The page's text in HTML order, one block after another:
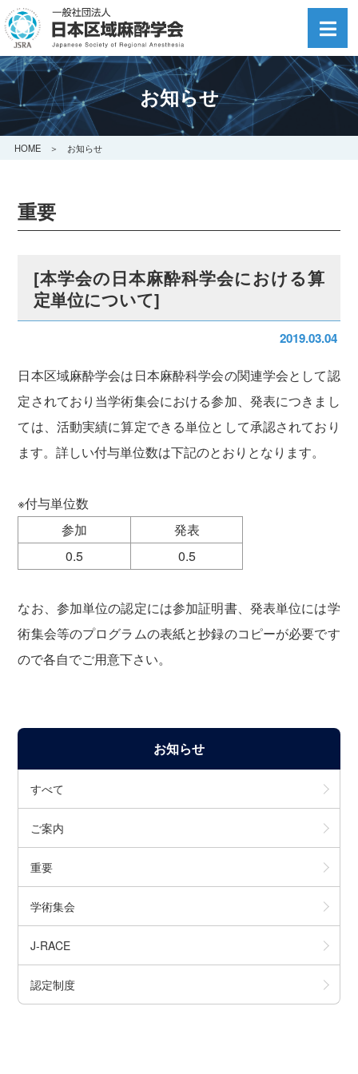
お知らせ
HOME＞ お知らせ
お知らせ
すべて
ご案内
重要
学術集会
J-RACE
認定制度
重要
[本学会の日本麻酔科学会における算
定単位について]
2019.03.04
日本区域麻酔学会は日本麻酔科学会の関連学会として認
定されており当学術集会における参加、発表につきまし
ては、活動実績に算定できる単位として承認されており
ます。詳しい付与単位数は下記のとおりとなります。
※付与単位数
参加
発表
0.5
0.5
なお、参加単位の認定には参加証明書、発表単位には学
術集会等のプログラムの表紙と抄録のコピーが必要です
ので各自でご用意下さい。